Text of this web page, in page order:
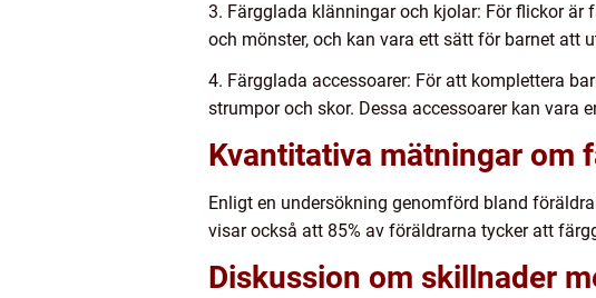
3. Färgglada klänningar och kjolar: För flickor
och mönster, och kan vara ett sätt för barnet att
4. Färgglada accessoarer: För att komplettera
strumpor och skor. Dessa accessoarer kan vara
Kvantitativa mätningar om
Enligt en undersökning genomförd bland
visar också att 85% av föräldrarna tycker att
Diskussion om skillnader